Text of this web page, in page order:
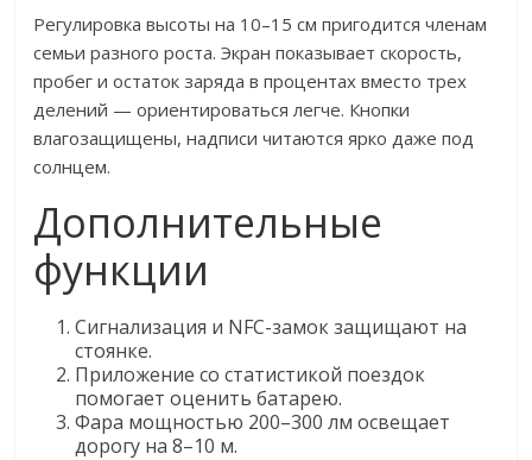
Регулировка высоты на 10–15 см пригодится членам
семьи разного роста. Экран показывает скорость,
пробег и остаток заряда в процентах вместо трех
делений — ориентироваться легче. Кнопки
влагозащищены, надписи читаются ярко даже под
солнцем.
Дополнительные
функции
Сигнализация и NFC-замок защищают на
стоянке.
Приложение со статистикой поездок
помогает оценить батарею.
Фара мощностью 200–300 лм освещает
дорогу на 8–10 м.